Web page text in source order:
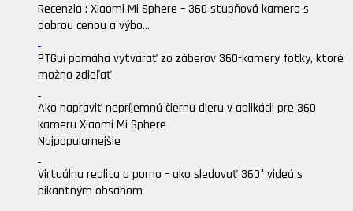
Recenzia : Xiaomi Mi Sphere – 360 stupňová kamera s
dobrou cenou a výbo...
PTGui pomáha vytvárať zo záberov 360-kamery fotky, ktoré
možno zdieľať
Ako napraviť nepríjemnú čiernu dieru v aplikácii pre 360
kameru Xiaomi Mi Sphere
Najpopularnejšie
Virtuálna realita a porno – ako sledovať 360° videá s
pikantným obsahom